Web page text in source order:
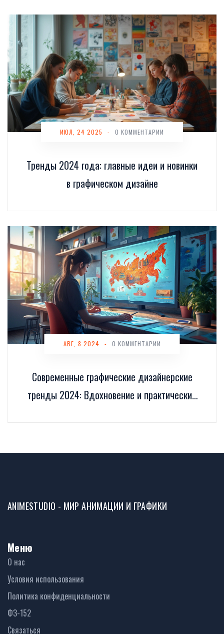
Тренды 2024 года: главные идеи и новинки
в графическом дизайне
ИЮЛ, 24 2025 - 0 КОММЕНТАРИИ
Современные графические дизайнерские
тренды 2024: Вдохновение и практические
АВГ, 8 2024 - 0 КОММЕНТАРИИ
ANIMESTUDIO - МИР АНИМАЦИИ И ГРАФИКИ
Меню
О нас
Условия использования
Политика конфиденциальности
ФЗ-152
Связаться